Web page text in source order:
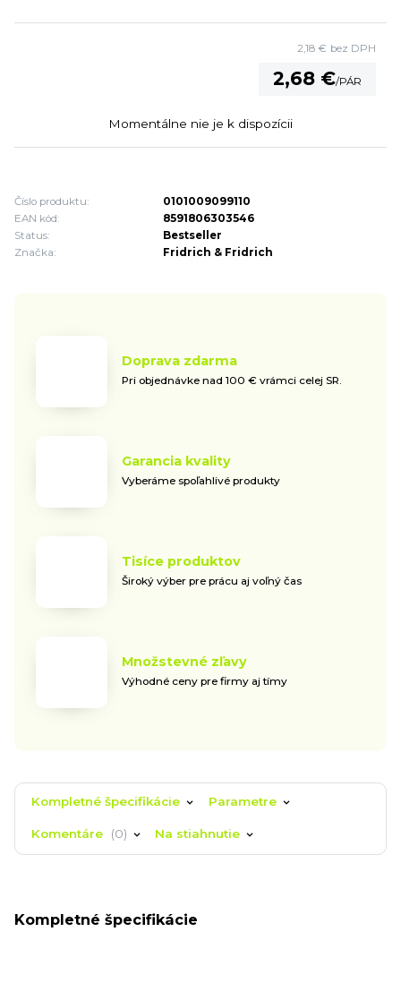
2,68 €/PÁR
2,18 € bez DPH
Momentálne nie je k dispozícii
Číslo produktu:
0101009099110
EAN kód:
8591806303546
Status:
Bestseller
Značka:
Fridrich & Fridrich
Doprava zdarma
Pri objednávke nad 100 € vrámci celej SR.
Garancia kvality
Vyberáme spoľahlivé produkty
Tisíce produktov
Široký výber pre prácu aj voľný čas
Množstevné zľavy
Výhodné ceny pre firmy aj tímy
Kompletné špecifikácie Parametre
Komentáre 0 Na stiahnutie
Kompletné špecifikácie